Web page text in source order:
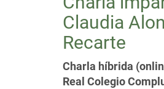
Claudia
Recarte
Charla híbrida
Real Colegio